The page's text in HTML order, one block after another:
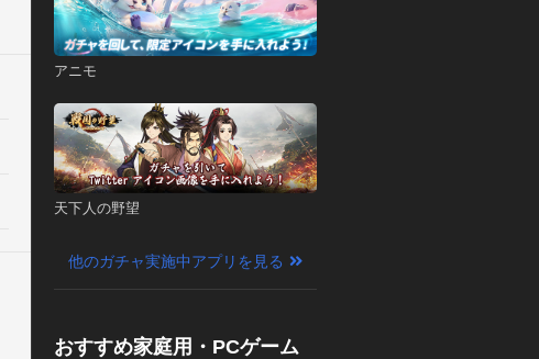
アニモ
天下人の野望
他のガチャ実施中アプリを見る
おすすめ家庭用・PCゲーム